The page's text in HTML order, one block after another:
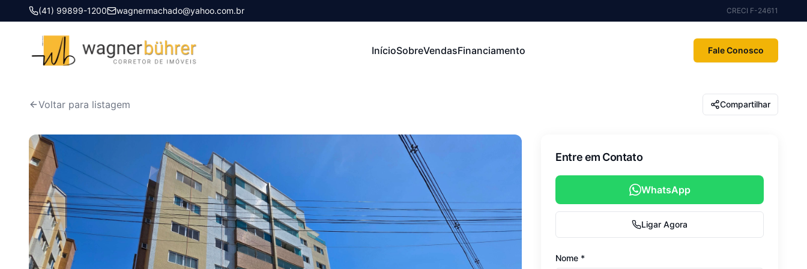
(41) 99899-1200 wagnermachado@yahoo.com.br CRECI F-24611
InícioSobreVendasFinanciamento Fale Conosco
Voltar para listagem Compartilhar
Entre em Contato
WhatsApp
Ligar Agora
Nome *